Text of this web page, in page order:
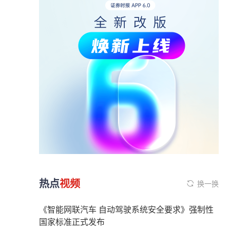
热点视频 换一换
《智能网联汽车 自动驾驶系统安全要求》强制性
国家标准正式发布